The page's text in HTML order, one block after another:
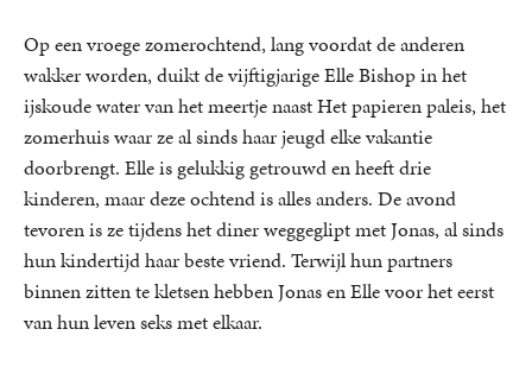
Op een vroege zomerochtend, lang voordat de anderen
wakker worden, duikt de vijftigjarige Elle Bishop in het
ijskoude water van het meertje naast Het papieren paleis, het
zomerhuis waar ze al sinds haar jeugd elke vakantie
doorbrengt. Elle is gelukkig getrouwd en heeft drie
kinderen, maar deze ochtend is alles anders. De avond
tevoren is ze tijdens het diner weggeglipt met Jonas, al sinds
hun kindertijd haar beste vriend. Terwijl hun partners
binnen zitten te kletsen hebben Jonas en Elle voor het eerst
van hun leven seks met elkaar.